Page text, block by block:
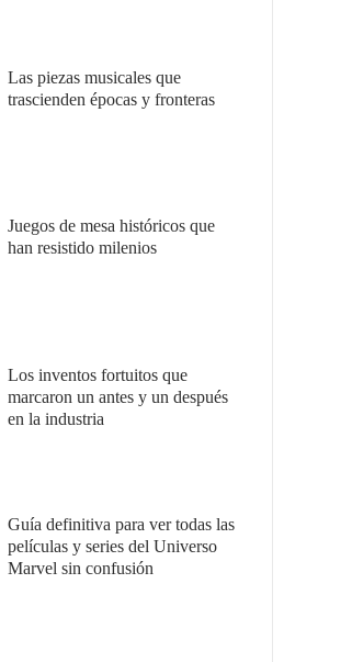
Las piezas musicales que
trascienden épocas y fronteras
Juegos de mesa históricos que
han resistido milenios
Los inventos fortuitos que
marcaron un antes y un después
en la industria
Guía definitiva para ver todas las
películas y series del Universo
Marvel sin confusión